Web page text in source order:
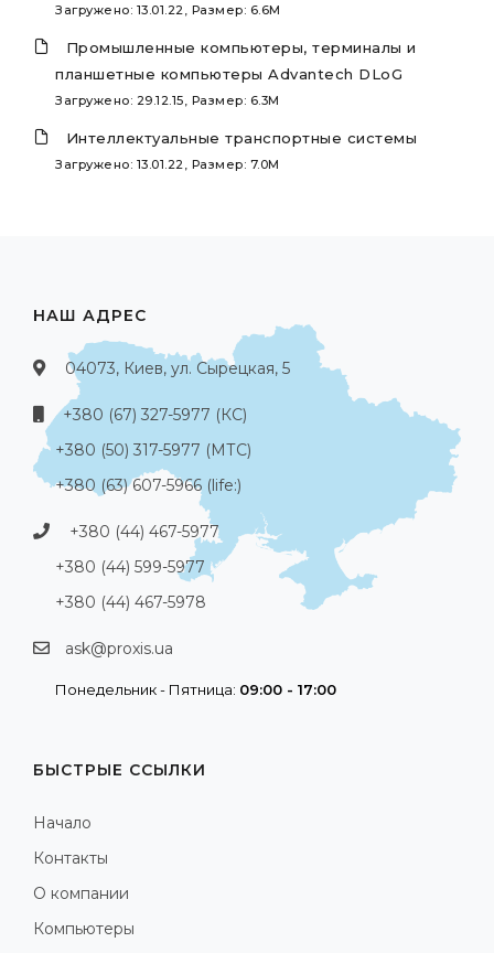
Загружено: 13.01.22, Размер: 6.6M
Промышленные компьютеры, терминалы и
планшетные компьютеры Advantech DLoG
Загружено: 29.12.15, Размер: 6.3M
Интеллектуальные транспортные системы
Загружено: 13.01.22, Размер: 7.0M
НАШ АДРЕС
04073, Киев, ул. Сырецкая, 5
+380 (67) 327-5977 (КС)
+380 (50) 317-5977 (МТС)
+380 (63) 607-5966 (life:)
+380 (44) 467-5977
+380 (44) 599-5977
+380 (44) 467-5978
ask@proxis.ua
Понедельник - Пятница: 09:00 - 17:00
БЫСТРЫЕ ССЫЛКИ
Начало
Контакты
О компании
Компьютеры